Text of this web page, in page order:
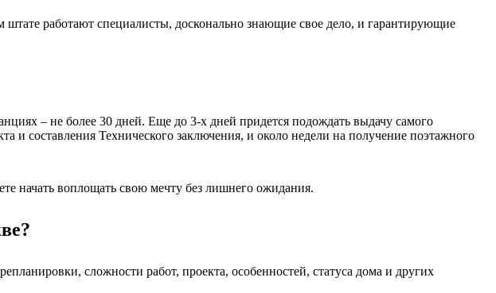
работают специалисты, досконально знающие свое дело, и гарантирующие
– не более 30 дней. Еще до 3-х дней придется подождать выдачу самого
и составления Технического заключения, и около недели на получение поэтажного
начать воплощать свою мечту без лишнего ожидания.
сложности работ, проекта, особенностей, статуса дома и других